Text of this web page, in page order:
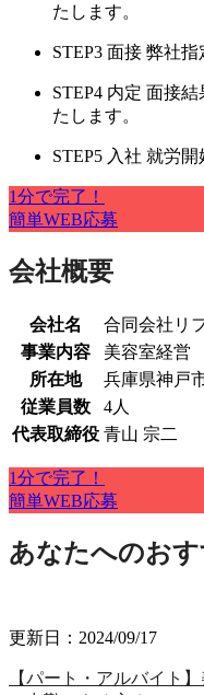
たします。
STEP3 面接 弊社指
STEP4 内定 面接結
たします。
STEP5 入社 就労開
1分で完了！
簡単WEB応募
会社概要
会社名
合同会社リ
事業内容
美容室経営
所在地
兵庫県神戸
従業員数
4人
代表取締役 青山 宗二
1分で完了！
簡単WEB応募
あなたへのおす
更新日：2024/09/17
【パート・アルバイト